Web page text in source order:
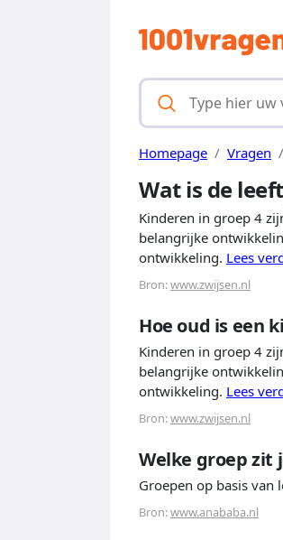
Homepage Vragen
Wat is de
Kinderen in groep 4
belangrijke
ontwikkeling. Lees
Bron:www.zwijsen.nl
Hoe oud is een
Kinderen in groep 4
belangrijke
ontwikkeling. Lees
Bron:www.zwijsen.nl
Welke groep zit
Groepen op basis van
Bron:www.anababa.nl